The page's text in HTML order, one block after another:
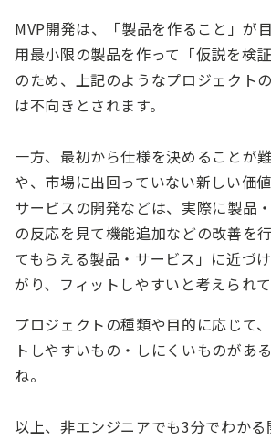
MVP開発は、「製品を作ること」が
用最小限の製品を作って「仮説を検
のため、上記のようなプロジェクト
は不向きとされます。
一方、最初から仕様を決めることが
や、市場に出回っていない新しい価
サービスの開発などは、実際に製品
の反応を見て機能追加などの改善を
てもらえる製品・サービス」に近づ
がり、フィットしやすいと考えられて
プロジェクトの種類や目的に応じて
トしやすいもの・しにくいものがあ
ね。
以上、非エンジニアでも3分でわかる